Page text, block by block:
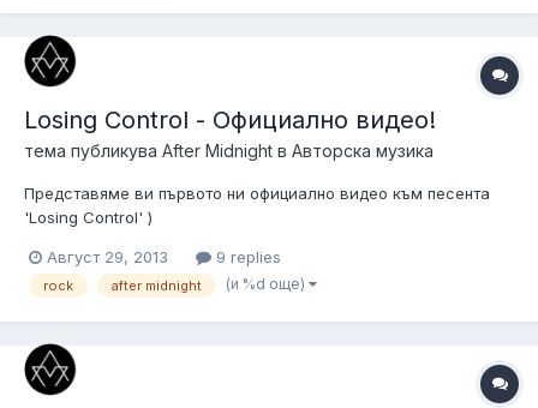
Losing Control - Официално видео!
тема публикува After Midnight в Авторска музика
Представяме ви първото ни официално видео към песента
'Losing Control' )
Август 29, 2013 9 replies
rock after midnight (и %d още)